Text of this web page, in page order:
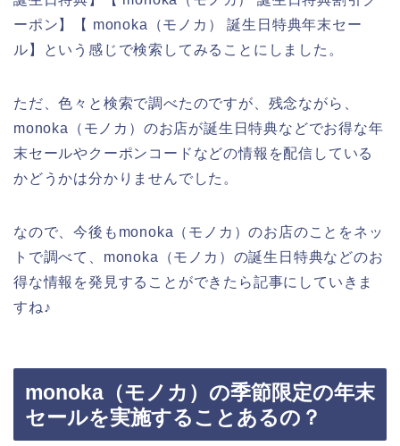
ーポン】【 monoka（モノカ） 誕生日特典年末セー
ル】という感じで検索してみることにしました。
ただ、色々と検索で調べたのですが、残念ながら、
monoka（モノカ）のお店が誕生日特典などでお得な年
末セールやクーポンコードなどの情報を配信している
かどうかは分かりませんでした。
なので、今後もmonoka（モノカ）のお店のことをネッ
トで調べて、monoka（モノカ）の誕生日特典などのお
得な情報を発見することができたら記事にしていきま
すね♪
monoka（モノカ）の季節限定の年末
セールを実施することあるの？